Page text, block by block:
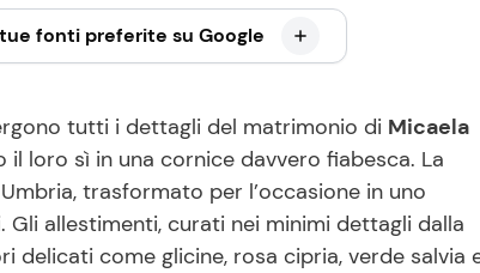
fonti preferite su Google
tutti i dettagli del matrimonio di Micaela
il loro sì in una cornice davvero fiabesca. La
trasformato per l’occasione in uno
allestimenti, curati nei minimi dettagli dalla
delicati come glicine, rosa cipria, verde salvia